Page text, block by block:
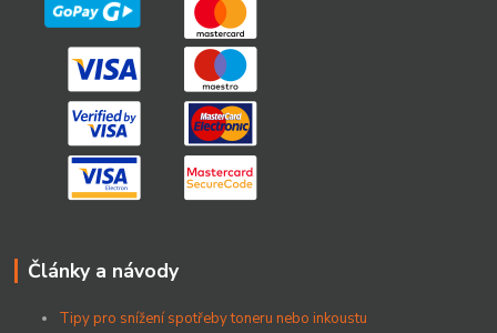
Články a návody
Tipy pro snížení spotřeby toneru nebo inkoustu